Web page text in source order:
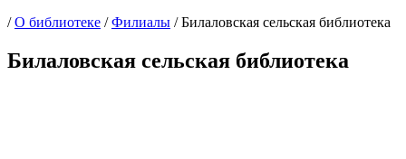
/О библиотеке /Филиалы /Билаловская сельская библиотека
Билаловская сельская библиотека